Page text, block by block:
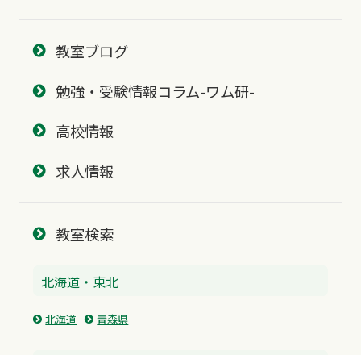
教室ブログ
勉強・受験情報コラム-ワム研-
高校情報
求人情報
教室検索
北海道・東北
北海道 青森県